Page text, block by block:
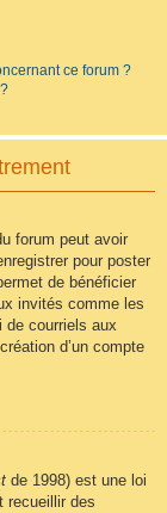
ce forum ?
forum peut avoir
pour poster
de bénéficier
invités comme les
de courriels aux
d’un compte
de 1998) est une loi
recueillir des